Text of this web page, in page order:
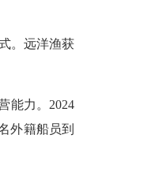
。远洋渔获
能力。2024
外籍船员到